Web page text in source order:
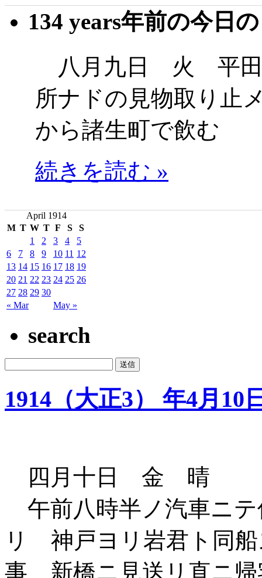
134 years年前の今日
八月九日 火 平田
所ナドの見物取り止
から諸生町で飲む
続きを読む »
April 1914
M T W T F S S
« Mar May »
1 2 3 4
5
6
7 8 9 10 11 12
13 14 15 16 17 18 19
20 21 22 23 24 25 26
27 28 29 30
search
1914（大正3） 年4月10
四月十日 金 晴
午前八時半ノ汽車ニテ
リ 神戸ヨリ岩君ト同
事 新橋ニ見送リ直ニ